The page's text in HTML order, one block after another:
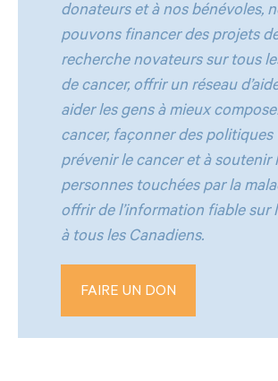
donateurs et à nos bénévoles,
pouvons financer des projets
recherche novateurs sur tous
de cancer, offrir un réseau
aider les gens à mieux
cancer, façonner des politiques
prévenir le cancer et à soutenir
personnes touchées par la
offrir de l’information fiable sur
à tous les Canadiens.
FAIRE UN DON